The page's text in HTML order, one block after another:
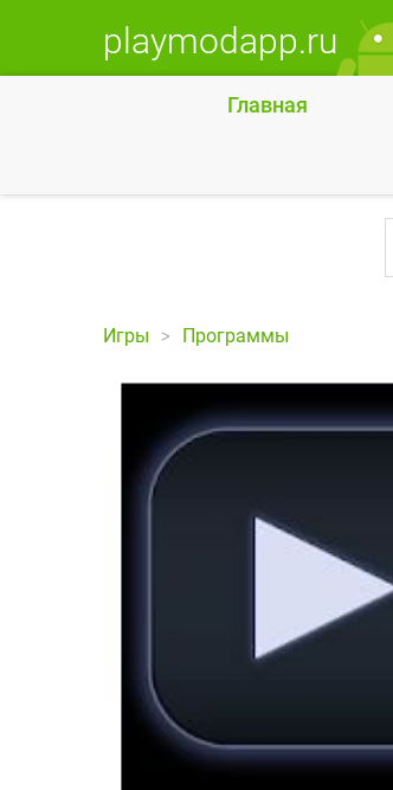
playmodapp.ru
Главная
Игры Программы